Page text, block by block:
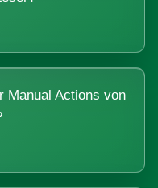
Manual Actions von